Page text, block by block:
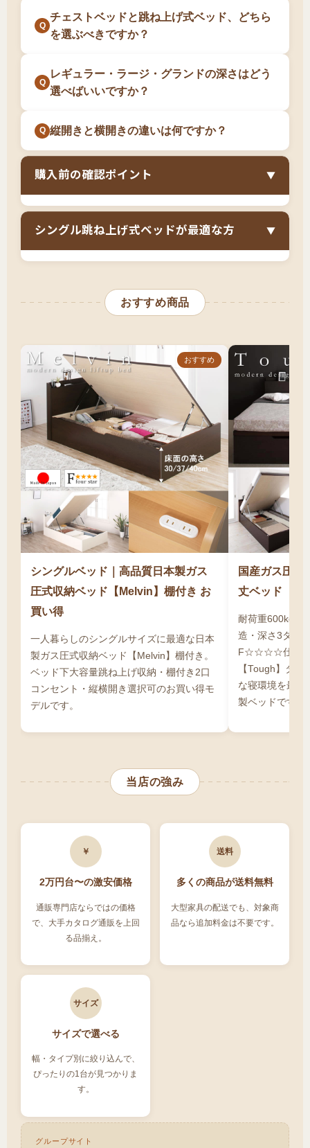
長く使える大容量収納ベッドに投資したい方
が、タンスやチェストを置くと部屋が狭くなっ
てしまう方 には理想的な解決策です。大学生や
たい方、在宅勤務でデスクスペースを広く確保
したい方にも選ばれています。また、ミニマリ
スト志向で必要最小限の家具で暮らしたい方に
み、時間に余裕を持って作業してください。
ています。毎日使う衣類を出し入れしたい場合
式は「大きなものを長期間しまっておく」用途
に特化したベッドです。
チェストベッドと跳ね上げ式ベッド、どちら
を選ぶべきですか？
レギュラー・ラージ・グランドの深さはどう
選べばいいですか？
縦開きと横開きの違いは何ですか？
購入前の確認ポイント ▼
収納したい荷物の種類とサイズ
シングル跳ね上げ式ベッドが最適な方 ▼
「一人暮らしで大容量収納が欲しいが収
納家具を置きたくない」「レイアウトの自由度
に投資したい」
という方に最適です。
特に、6畳〜8畳のワンルームや1Kで暮らしてい
る方、タンスやチェストを置くと部屋が狭くな
ってしまう方には理想的な選択です。幅97cmの
定番サイズに、床板全体が開く跳ね上げ式収納
を備え、オフシーズンの布団・スーツケース・
季節家電など大きなものをそのまま収納できま
す。引き出しスペースが完全に不要なため、壁
際の好きな位置に配置でき、模様替えや引っ越
しの際も柔軟に対応できます。深さはレギュラ
ー・ラージ・グランドから選べ、荷物の量に応
になること、シングルサイズで長期使用できる
ことを考えれば、トータルコストは抑えられま
す。組立設置サービスを利用すれば安心です。
通販での購入なら、店舗より安く高品質なシン
グル跳ね上げ式ベッドを手に入れることができ
おすすめ商品
おすすめ
シングルベッド｜高品質日本製ガス
圧式収納ベッド【Melvin】棚付き お
買い得
一人暮らしのシングルサイズに最適な日本
製ガス圧式収納ベッド【Melvin】棚付き。
ベッド下大容量跳ね上げ収納・棚付き2口
コンセント・縦横開き選択可のお買い得モ
デルです。
国産ガス圧式
丈ベッド【
耐荷重600kgの
造・深さ3タイ
F☆☆☆☆仕様の
【Tough】タ
な寝環境を最高
製ベッドです。
当店の強み
￥
2万円台〜の激安価格
通販専門店ならではの価格
で、大手カタログ通販を上回
る品揃え。
送料
多くの商品が送料無料
大型家具の配送でも、対象商
品なら追加料金は不要です。
サイズ
サイズで選べる
幅・タイプ別に絞り込んで、
ぴったりの1台が見つかりま
す。
グループサイト